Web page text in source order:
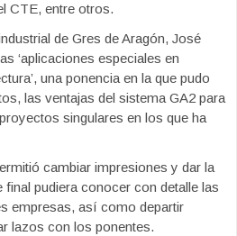
CTE, entre otros.
de Gres de Aragón, José
‘aplicaciones especiales en
una ponencia en la que pudo
las ventajas del sistema GA2 para
singulares en los que ha
cambiar impresiones y dar la
final pudiera conocer con detalle las
empresas, así como departir
lazos con los ponentes.